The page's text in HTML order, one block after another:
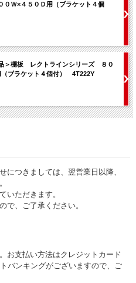
Ｗ×４５０Ｄ用（ブラケット４個
＞棚板 レクトラインシリーズ ８０
（ブラケット４個付） 4T222Y
につきましては、翌営業日以降、
いただきます。
で、ご了承ください。
お支払い方法はクレジットカード
バンキングがございますので、ご